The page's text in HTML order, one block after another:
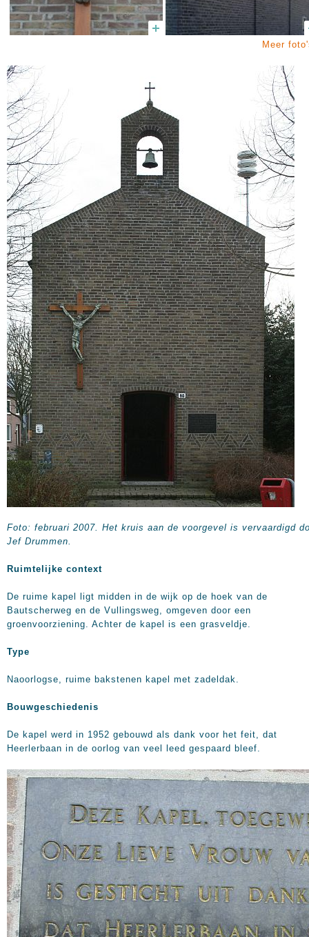
Meer
Foto: februari 2007. Het kruis aan de voorgevel is vervaardigd
Jef Drummen.
Ruimtelijke context
De ruime kapel ligt midden in de wijk op de hoek van de
Bautscherweg en de Vullingsweg, omgeven door een
groenvoorziening. Achter de kapel is een grasveldje.
Type
Naoorlogse, ruime bakstenen kapel met zadeldak.
Bouwgeschiedenis
De kapel werd in 1952 gebouwd als dank voor het feit, dat
Heerlerbaan in de oorlog van veel leed gespaard bleef.